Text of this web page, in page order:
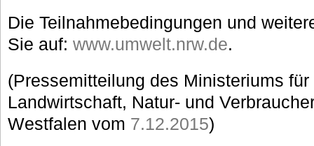
Die Teilnahmebedingungen und
Sie auf: www.umwelt.nrw.de.
(Pressemitteilung des Ministeriums
Landwirtschaft, Natur- und
Westfalen vom 7.12.2015)